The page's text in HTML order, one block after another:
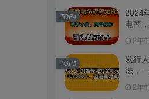
2024
电商
2年
TOP4
发行
法，
2年
TOP5